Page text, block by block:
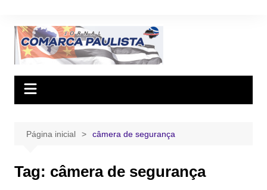
conteúdo
Página inicial câmera de segurança
Tag: câmera de segurança